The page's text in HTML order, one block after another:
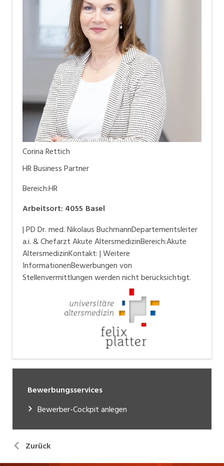
Corina Rettich
HR Business Partner
Bereich:HR
Arbeitsort: 4055 Basel
| PD Dr. med. Nikolaus BuchmannDepartementsleiter
a.i. & Chefarzt Akute AltersmedizinBereich:Akute
AltersmedizinKontakt: | Weitere
InformationenBewerbungen von
Stellenvermittlungen werden nicht berücksichtigt.
Bewerbungsservices
Bewerber-Cockpit anlegen
Zurück